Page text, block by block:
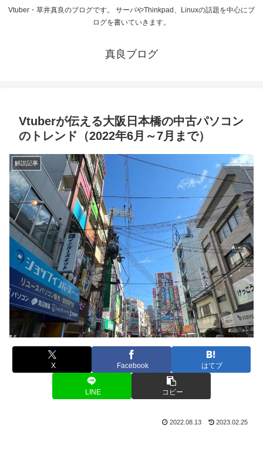
Vtuber・草井真良のブログです。 サーバやThinkpad、Linuxの話題を中心にブ
ログを書いていきます。
真良ブログ
Vtuberが伝える大阪日本橋の中古パソコン
のトレンド（2022年6月～7月まで）
解説記事
X Facebook はてブ
LINE コピー
2022.08.13 2023.02.25